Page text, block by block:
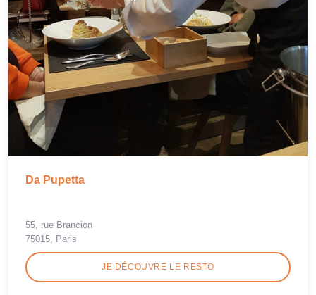
Da Pupetta
55, rue Brancion
75015, Paris
JE DÉCOUVRE LE RESTO